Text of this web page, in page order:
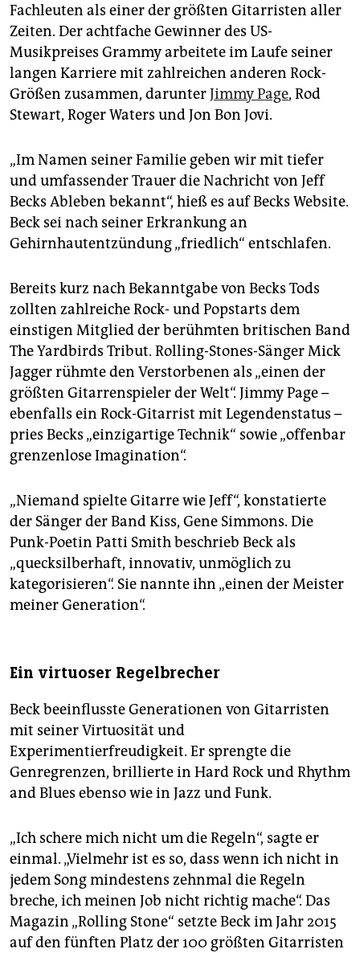
genossenschaft
epaper login
Fachleuten als einer der größten Gitarristen aller
Zeiten. Der achtfache Gewinner des US-
Musikpreises Grammy arbeitete im Laufe seiner
langen Karriere mit zahlreichen anderen Rock-
Größen zusammen, darunterJimmy Page, Rod
Stewart, Roger Waters und Jon Bon Jovi.
„Im Namen seiner Familie geben wir mit tiefer
und umfassender Trauer die Nachricht von Jeff
Becks Ableben bekannt“, hieß es auf Becks Website.
Beck sei nach seiner Erkrankung an
Gehirnhautentzündung „friedlich“ entschlafen.
Bereits kurz nach Bekanntgabe von Becks Tods
zollten zahlreiche Rock- und Popstarts dem
einstigen Mitglied der berühmten britischen Band
The Yardbirds Tribut. Rolling-Stones-Sänger Mick
Jagger rühmte den Verstorbenen als „einen der
größten Gitarrenspieler der Welt“. Jimmy Page –
ebenfalls ein Rock-Gitarrist mit Legendenstatus –
pries Becks „einzigartige Technik“ sowie „offenbar
grenzenlose Imagination“.
„Niemand spielte Gitarre wie Jeff“, konstatierte
der Sänger der Band Kiss, Gene Simmons. Die
Punk-Poetin Patti Smith beschrieb Beck als
„quecksilberhaft, innovativ, unmöglich zu
kategorisieren“. Sie nannte ihn „einen der Meister
meiner Generation“.
Ein virtuoser Regelbrecher
Beck beeinflusste Generationen von Gitarristen
mit seiner Virtuosität und
Experimentierfreudigkeit. Er sprengte die
Genregrenzen, brillierte in Hard Rock und Rhythm
and Blues ebenso wie in Jazz und Funk.
„Ich schere mich nicht um die Regeln“, sagte er
einmal. „Vielmehr ist es so, dass wenn ich nicht in
jedem Song mindestens zehnmal die Regeln
breche, ich meinen Job nicht richtig mache“. Das
Magazin „Rolling Stone“ setzte Beck im Jahr 2015
auf den fünften Platz der 100 größten Gitarristen